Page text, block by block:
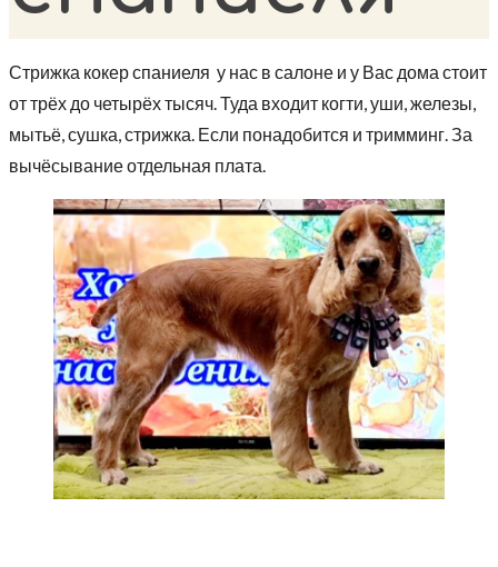
Стрижка кокер спаниеля у нас в салоне и у Вас дома стоит
от трёх до четырёх тысяч. Туда входит когти, уши, железы,
мытьё, сушка, стрижка. Если понадобится и тримминг. За
вычёсывание отдельная плата.